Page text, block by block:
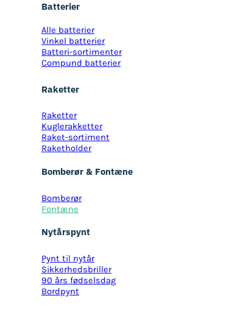
Batterier
Alle batterier
Vinkel batterier
Batteri-sortimenter
Compund batterier
Raketter
Raketter
Kuglerakketter
Raket-sortiment
Raketholder
Bomberør & Fontæne
Bomberør
Fontæne
Nytårspynt
Pynt til nytår
Sikkerhedsbriller
90 års fødselsdag
Bordpynt